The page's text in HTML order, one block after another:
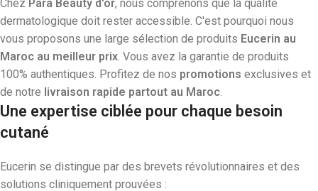
Chez Para Beauty d'or, nous comprenons que la qualité
dermatologique doit rester accessible. C'est pourquoi nous
vous proposons une large sélection de produits Eucerin au
Maroc au meilleur prix. Vous avez la garantie de produits
100% authentiques. Profitez de nos promotions exclusives et
de notre livraison rapide partout au Maroc.
Une expertise ciblée pour chaque besoin
cutané
Eucerin se distingue par des brevets révolutionnaires et des
solutions cliniquement prouvées :